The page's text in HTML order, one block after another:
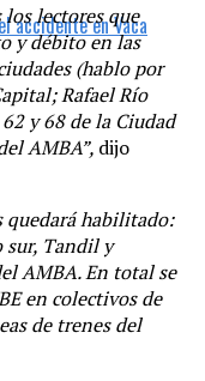
accidente en Vaca
lectores que
y débito en las
(hablo por
Rafael Río
y 68 de la Ciudad
AMBA”, dijo
quedará habilitado:
sur, Tandil y
AMBA. En total se
en colectivos de
de trenes del